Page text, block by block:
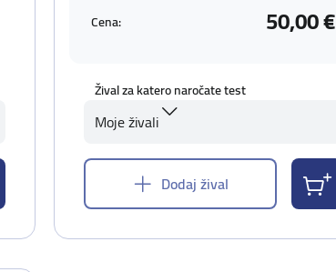
Cena: 50,00 €
Žival za katero naročate test
Moje živali
Dodaj žival